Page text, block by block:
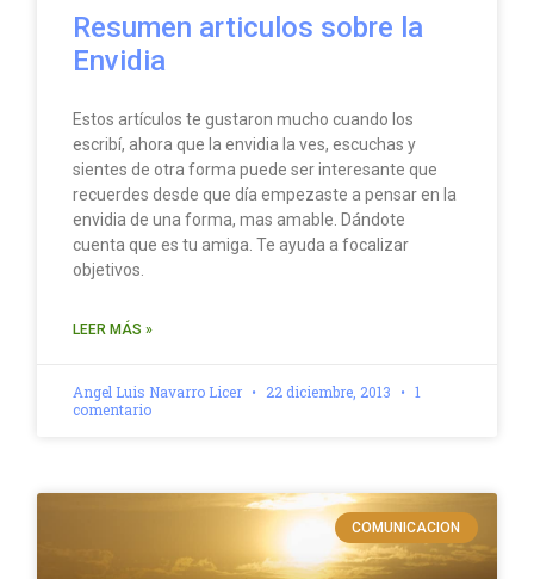
Resumen articulos sobre la
Envidia
Estos artículos te gustaron mucho cuando los
escribí, ahora que la envidia la ves, escuchas y
sientes de otra forma puede ser interesante que
recuerdes desde que día empezaste a pensar en la
envidia de una forma, mas amable. Dándote
cuenta que es tu amiga. Te ayuda a focalizar
objetivos.
LEER MÁS »
Angel Luis Navarro Licer 22 diciembre, 2013
1
comentario
COMUNICACION